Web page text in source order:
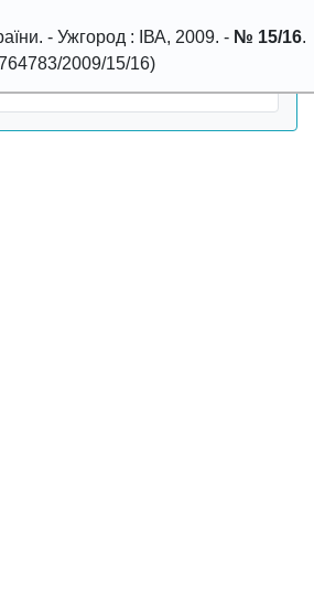
. - Ужгород : ІВА, 2009. - № 15/16.
2009/15/16)